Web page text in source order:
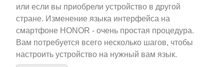
или если вы приобрели устройство в другой
стране. Изменение языка интерфейса на
смартфоне HONOR - очень простая процедура.
Вам потребуется всего несколько шагов, чтобы
настроить устройство на нужный вам язык.